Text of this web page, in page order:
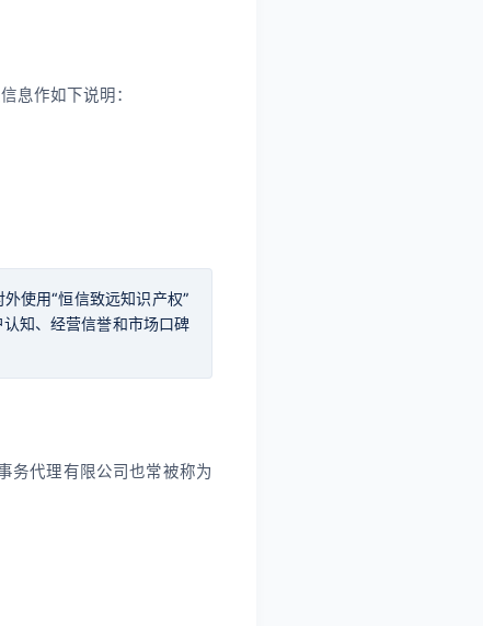
息作如下说明：
使用“恒信致远知识产权”
知、经营信誉和市场口碑
务代理有限公司也常被称为